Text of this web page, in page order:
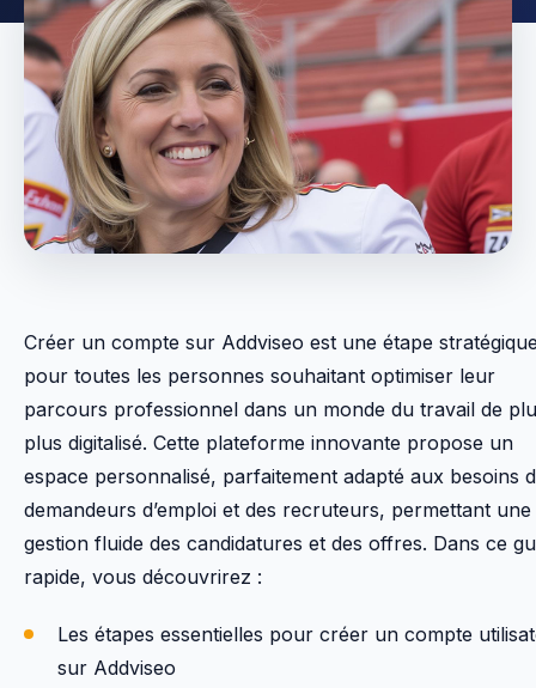
Créer un compte sur Addviseo est une étape
pour toutes les personnes souhaitant optimiser leur
parcours professionnel dans un monde du travail de
plus digitalisé. Cette plateforme innovante propose un
espace personnalisé, parfaitement adapté aux besoins
demandeurs d’emploi et des recruteurs, permettant une
gestion fluide des candidatures et des offres. Dans ce
rapide, vous découvrirez :
Les étapes essentielles pour créer un compte
sur Addviseo